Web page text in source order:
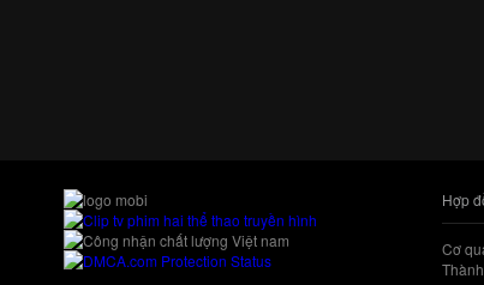
Hợp
Cơ